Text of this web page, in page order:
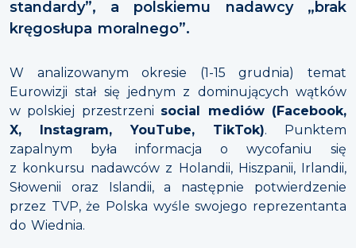
standardy”, a polskiemu nadawcy „brak
kręgosłupa moralnego”.
W analizowanym okresie (1-15 grudnia) temat
Eurowizji stał się jednym z dominujących wątków
w polskiej przestrzeni social mediów (Facebook,
X, Instagram, YouTube, TikTok). Punktem
zapalnym była informacja o wycofaniu się
z konkursu nadawców z Holandii, Hiszpanii, Irlandii,
Słowenii oraz Islandii, a następnie potwierdzenie
przez TVP, że Polska wyśle swojego reprezentanta
do Wiednia.